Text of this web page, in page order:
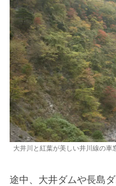
大井川と紅葉が美しい井川線の車
途中、大井ダムや長島